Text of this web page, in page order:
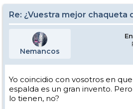
Re: ¿Vuestra mejor chaqueta
Nemancos
Yo coincidio con vosotros en
espalda es un gran invento.
lo tienen, no?